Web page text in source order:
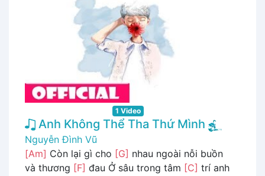
1 Video
Anh Không Thể Tha Thứ Mình
Nguyễn Đình Vũ
[Am] Còn lại gì cho [G] nhau ngoài nỗi buồn
và thương [F] đau Ở sâu trong tâm [C] trí anh